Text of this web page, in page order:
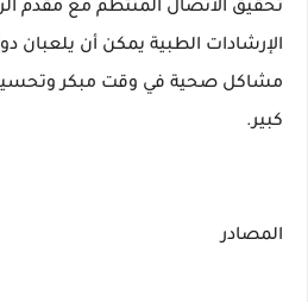
تحقيق الاتصال المنتظم مع مقدم
الإرشادات الطبية يمكن أن يلعبان
مشاكل صحية في وقت مبكر
كبير.
المصادر